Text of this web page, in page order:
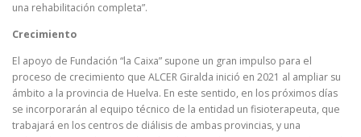
una rehabilitación completa”.
Crecimiento
El apoyo de Fundación “la Caixa” supone un gran impulso para el
proceso de crecimiento que ALCER Giralda inició en 2021 al ampliar su
ámbito a la provincia de Huelva. En este sentido, en los próximos días
se incorporarán al equipo técnico de la entidad un fisioterapeuta, que
trabajará en los centros de diálisis de ambas provincias, y una